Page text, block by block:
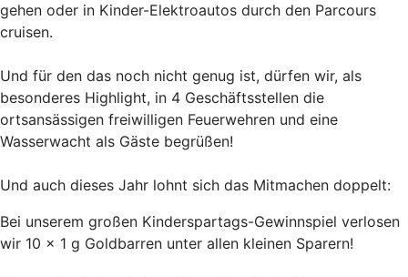
gehen oder in Kinder-Elektroautos durch den Parcours
cruisen.
Und für den das noch nicht genug ist, dürfen wir, als
besonderes Highlight, in 4 Geschäftsstellen die
ortsansässigen freiwilligen Feuerwehren und eine
Wasserwacht als Gäste begrüßen!
Und auch dieses Jahr lohnt sich das Mitmachen doppelt:
Bei unserem großen Kinderspartags-Gewinnspiel verlosen
wir 10 × 1 g Goldbarren unter allen kleinen Sparern!